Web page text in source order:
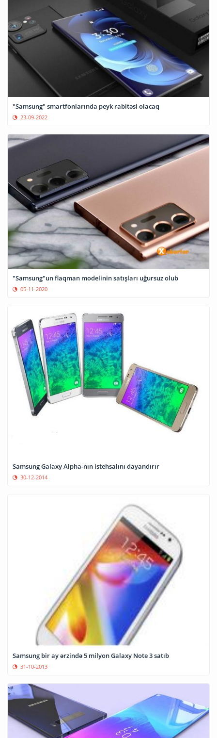
"Samsung" smartfonlarında peyk rabitəsi olacaq
23-09-2022
"Samsung"un flaqman modelinin satışları uğursuz olub
05-11-2020
Samsung Galaxy Alpha-nın istehsalını dayandırır
30-12-2014
Samsung bir ay ərzində 5 milyon Galaxy Note 3 satıb
31-10-2013